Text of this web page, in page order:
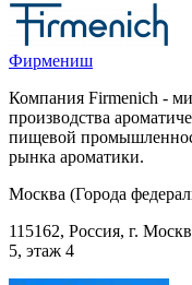
Фирмениш
Компания Firmenich -
производства
пищевой
рынка ароматики.
Москва (Города
115162, Россия, г.
5, этаж 4